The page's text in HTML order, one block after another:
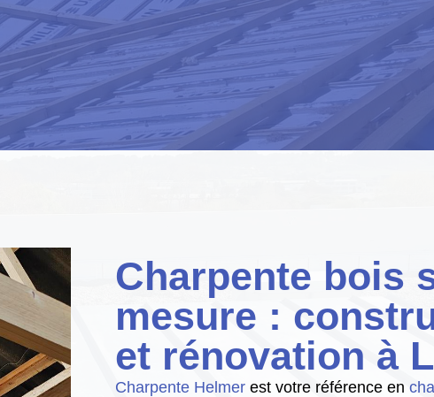
Charpente bois
mesure :
et rénovation à
Charpente Helmer est votre référence en